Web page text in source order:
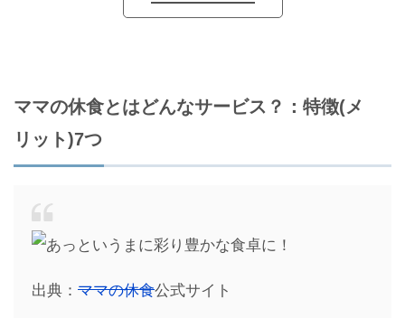
ママの休食とはどんなサービス？：特徴(メ
リット)7つ
出典： ママの休食公式サイト